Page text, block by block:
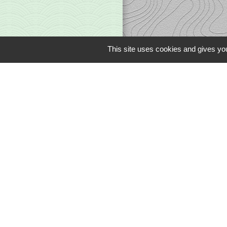
This site uses cookies and gives